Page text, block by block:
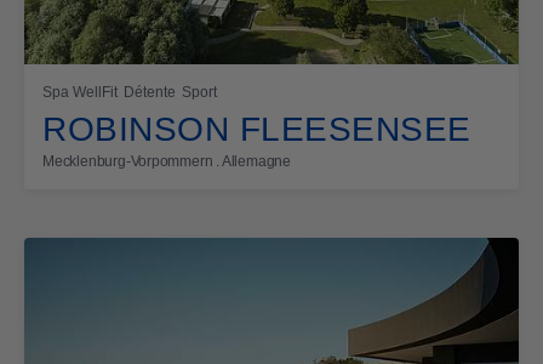
Spa WellFit Détente Sport
ROBINSON FLEESENSEE
Mecklenburg-Vorpommern . Allemagne